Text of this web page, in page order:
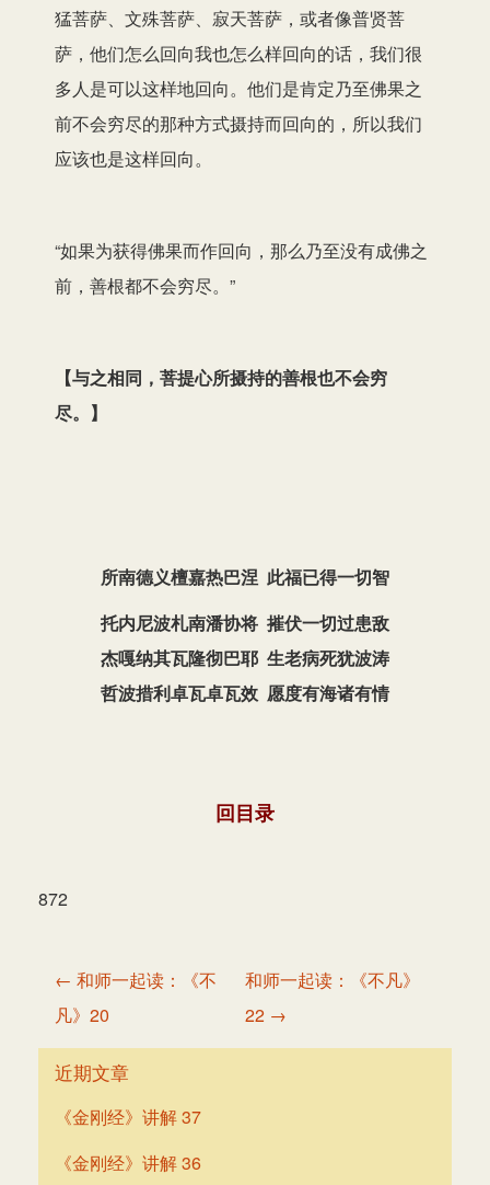
猛菩萨、文殊菩萨、寂天菩萨，或者像普贤菩
萨，他们怎么回向我也怎么样回向的话，我们很
多人是可以这样地回向。他们是肯定乃至佛果之
前不会穷尽的那种方式摄持而回向的，所以我们
应该也是这样回向。
“如果为获得佛果而作回向，那么乃至没有成佛之
前，善根都不会穷尽。”
【与之相同，菩提心所摄持的善根也不会穷
尽。 】
所南德义檀嘉热巴涅 此福已得一切智
托内尼波札南潘协将 摧伏一切过患敌
杰嘎纳其瓦隆彻巴耶 生老病死犹波涛
哲波措利卓瓦卓瓦效 愿度有海诸有情
回目录
872
文
章
导
航
← 和师一起读：《不
凡》20
和师一起读：《不凡》
22 →
近期文章
《金刚经》讲解 37
《金刚经》讲解 36